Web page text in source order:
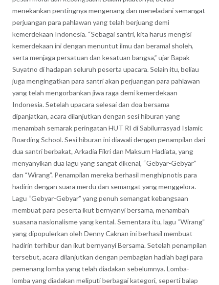
menekankan pentingnya mengenang dan meneladani semangat
perjuangan para pahlawan yang telah berjuang demi
kemerdekaan Indonesia. “Sebagai santri, kita harus mengisi
kemerdekaan ini dengan menuntut ilmu dan beramal sholeh,
serta menjaga persatuan dan kesatuan bangsa,” ujar Bapak
Suyatno di hadapan seluruh peserta upacara. Selain itu, beliau
juga mengingatkan para santri akan perjuangan para pahlawan
yang telah mengorbankan jiwa raga demi kemerdekaan
Indonesia. Setelah upacara selesai dan doa bersama
dipanjatkan, acara dilanjutkan dengan sesi hiburan yang
menambah semarak peringatan HUT RI di Sabilurrasyad Islamic
Boarding School. Sesi hiburan ini diawali dengan penampilan dari
dua santri berbakat, Arkadia Fikri dan Maksum Hadiata, yang
menyanyikan dua lagu yang sangat dikenal, “Gebyar-Gebyar”
dan “Wirang”. Penampilan mereka berhasil menghipnotis para
hadirin dengan suara merdu dan semangat yang menggelora.
Lagu “Gebyar-Gebyar” yang penuh semangat kebangsaan
membuat para peserta ikut bernyanyi bersama, menambah
suasana nasionalisme yang kental. Sementara itu, lagu “Wirang”
yang dipopulerkan oleh Denny Caknan ini berhasil membuat
hadirin terhibur dan ikut bernyanyi Bersama. Setelah penampilan
tersebut, acara dilanjutkan dengan pembagian hadiah bagi para
pemenang lomba yang telah diadakan sebelumnya. Lomba-
lomba yang diadakan meliputi berbagai kategori, seperti balap